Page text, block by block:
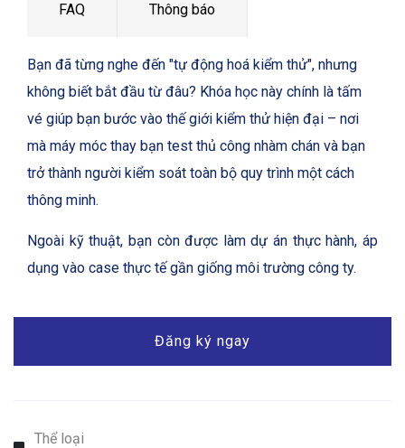
FAQ Thông báo
Bạn đã từng nghe đến "tự động hoá kiểm thử", nhưng
không biết bắt đầu từ đâu? Khóa học này chính là tấm
vé giúp bạn bước vào thế giới kiểm thử hiện đại – nơi
mà máy móc thay bạn test thủ công nhàm chán và bạn
trở thành người kiểm soát toàn bộ quy trình một cách
thông minh.
Ngoài kỹ thuật, bạn còn được làm dự án thực hành, áp
dụng vào case thực tế gần giống môi trường công ty.
Đăng ký ngay
Thể loại